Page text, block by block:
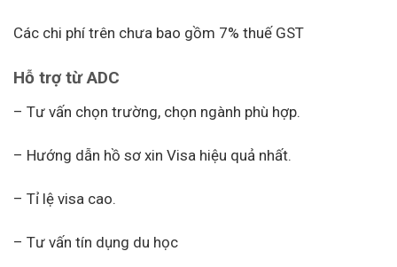
Các chi phí trên chưa bao gồm 7% thuế GST
Hỗ trợ từ ADC
– Tư vấn chọn trường, chọn ngành phù hợp.
– Hướng dẫn hồ sơ xin Visa hiệu quả nhất.
– Tỉ lệ visa cao.
– Tư vấn tín dụng du học